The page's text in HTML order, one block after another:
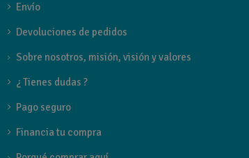
Envío
Devoluciones de pedidos
Sobre nosotros, misión, visión y valores
¿ Tienes dudas ?
Pago seguro
Financia tu compra